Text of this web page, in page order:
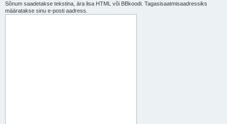
Sõnum saadetakse tekstina, ära lisa HTML või BBkoodi. Tagasisaatmisaadressiks
määratakse sinu e-posti aadress.